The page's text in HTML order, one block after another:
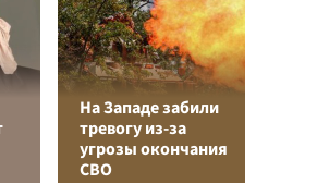
На Западе забили
тревогу из-за
угрозы окончания
СВО